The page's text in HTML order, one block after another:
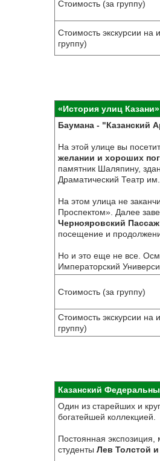
Стоимость (за группу)
Стоимость экскурсии на
группу)
«История улиц
Баумана - "Казанский
На этой улице вы
желании и хороших
памятник Шаляпину,
Драматический Театр
На этом улица не
Проспектом». Далее
Чернояровский
посещение и
Но и это еще не все.
Императорский
Стоимость (за группу)
Стоимость экскурсии на
группу)
Казанский
Один из старейших и
богатейшей коллекцией.
Постоянная
студенты Лев Толстой